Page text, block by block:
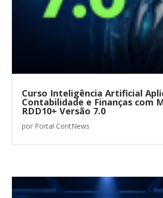
Curso Inteligência Artificial
Contabilidade e Finanças com
RDD10+ Versão 7.0
por Portal ContNews